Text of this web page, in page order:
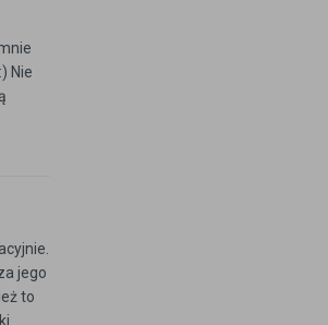
Nie
jego
to